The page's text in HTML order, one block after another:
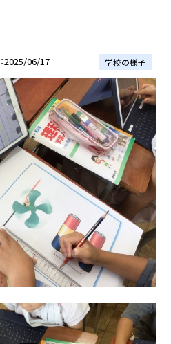
2025/06/17 学校の様子